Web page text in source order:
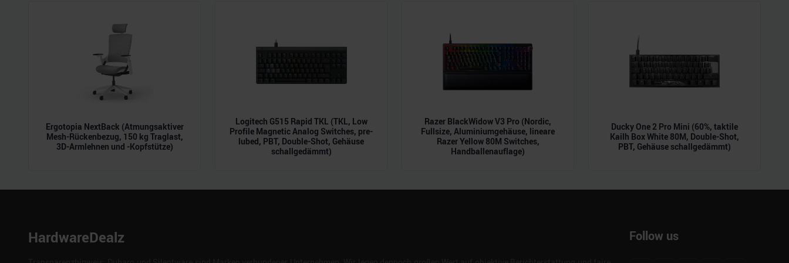
Ergotopia NextBack (Atmungsaktiver
Mesh-Rückenbezug, 150 kg Traglast,
3D-Armlehnen und -Kopfstütze)
Logitech G515 Rapid TKL (TKL, Low
Profile Magnetic Analog Switches, pre-
lubed, PBT, Double-Shot, Gehäuse
schallgedämmt)
Razer BlackWidow V3 Pro (Nordic,
Fullsize, Aluminiumgehäuse, lineare
Razer Yellow 80M Switches,
Handballenauflage)
Ducky One 2 Pro Mini (60%, taktile
Kailh Box White 80M, Double-Shot,
PBT, Gehäuse schallgedämmt)
HardwareDealz Follow us